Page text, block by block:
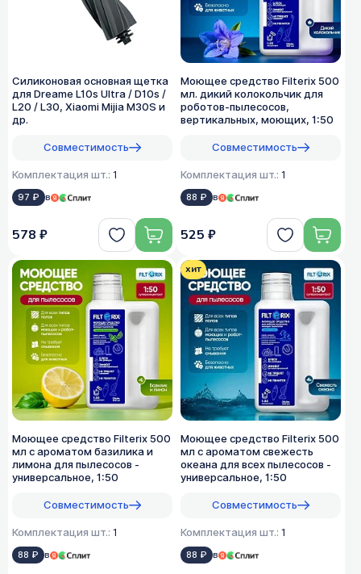
Силиконовая основная щетка
для Dreame L10s Ultra / D10s /
L20 / L30, Xiaomi Mijia M30S и
др.
Совместимость
Комплектация шт.: 1
97 ₽ в
578 ₽
Моющее средство Filterix 500
мл. дикий колокольчик для
роботов-пылесосов,
вертикальных, моющих, 1:50
Совместимость
Комплектация шт.: 1
88 ₽ в
525 ₽
Моющее средство Filterix 500
мл с ароматом базилика и
лимона для пылесосов -
универсальное, 1:50
Совместимость
Комплектация шт.: 1
88 ₽ в
Моющее средство Filterix 500
мл с ароматом свежесть
океана для всех пылеcосов -
универсальное, 1:50
Совместимость
Комплектация шт.: 1
88 ₽ в
хит